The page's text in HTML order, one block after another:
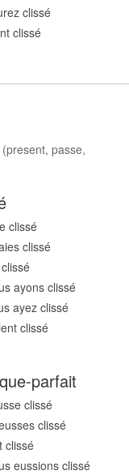
clissé
clissé
passe,
clissé
clissé
é
ayons clissé
ayez clissé
clissé
parfait
clissé
clissé
clissé
eussions clissé